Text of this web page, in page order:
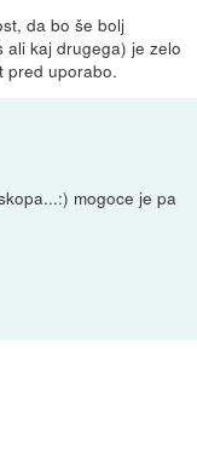
da bo še bolj
ali kaj drugega) je zelo
pred uporabo.
mogoce je pa